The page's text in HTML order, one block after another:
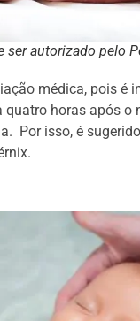
ser autorizado pelo
médica, pois é
horas após
Por isso, é